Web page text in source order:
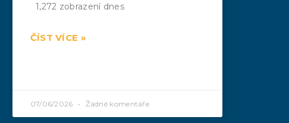
1,272 zobrazení dnes
ČÍST VÍCE »
07/06/2026 Žádné komentáře